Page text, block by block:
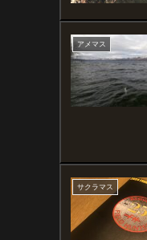
アメマス
サクラマス